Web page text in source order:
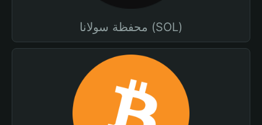
محفظة سولانا (SOL)